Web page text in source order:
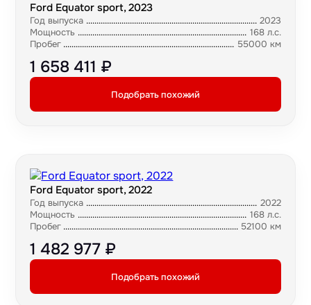
Ford Equator sport, 2023
Год выпуска
2023
Мощность
168 л.с.
Пробег
55000 км
1 658 411 ₽
Подобрать похожий
Ford Equator sport, 2022
Год выпуска
2022
Мощность
168 л.с.
Пробег
52100 км
1 482 977 ₽
Подобрать похожий